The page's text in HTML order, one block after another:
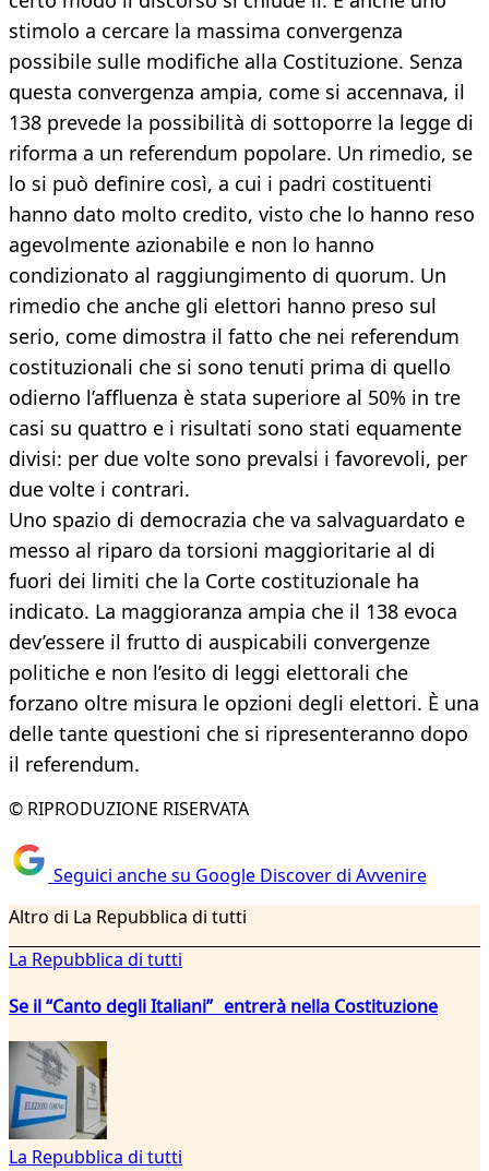
stimolo a cercare la massima convergenza
possibile sulle modifiche alla Costituzione. Senza
questa convergenza ampia, come si accennava, il
138 prevede la possibilità di sottoporre la legge di
riforma a un referendum popolare. Un rimedio, se
lo si può definire così, a cui i padri costituenti
hanno dato molto credito, visto che lo hanno reso
agevolmente azionabile e non lo hanno
condizionato al raggiungimento di quorum. Un
rimedio che anche gli elettori hanno preso sul
serio, come dimostra il fatto che nei referendum
costituzionali che si sono tenuti prima di quello
odierno l’affluenza è stata superiore al 50% in tre
casi su quattro e i risultati sono stati equamente
divisi: per due volte sono prevalsi i favorevoli, per
due volte i contrari.
Uno spazio di democrazia che va salvaguardato e
messo al riparo da torsioni maggioritarie al di
fuori dei limiti che la Corte costituzionale ha
indicato. La maggioranza ampia che il 138 evoca
dev’essere il frutto di auspicabili convergenze
politiche e non l’esito di leggi elettorali che
forzano oltre misura le opzioni degli elettori. È una
delle tante questioni che si ripresenteranno dopo
il referendum.
© RIPRODUZIONE RISERVATA
Seguici anche su Google Discover di Avvenire
Altro di La Repubblica di tutti
La Repubblica di tutti
Se il “Canto degli Italiani” entrerà nella Costituzione
La Repubblica di tutti